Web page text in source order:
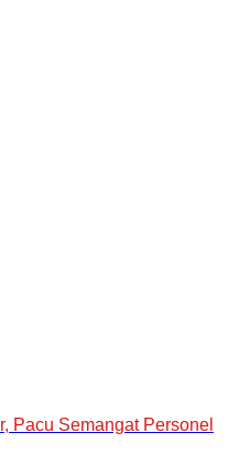
Pacu Semangat Personel